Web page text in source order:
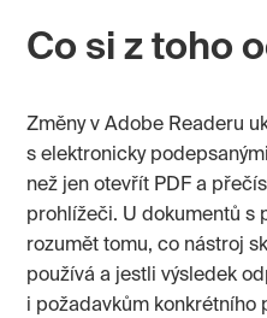
Co si z toho
Změny v Adobe Readeru
s elektronicky
než jen otevřít PDF a
prohlížeči. U dokumentů s
rozumět tomu, co nástroj
používá a jestli výsledek
i požadavkům konkrétního